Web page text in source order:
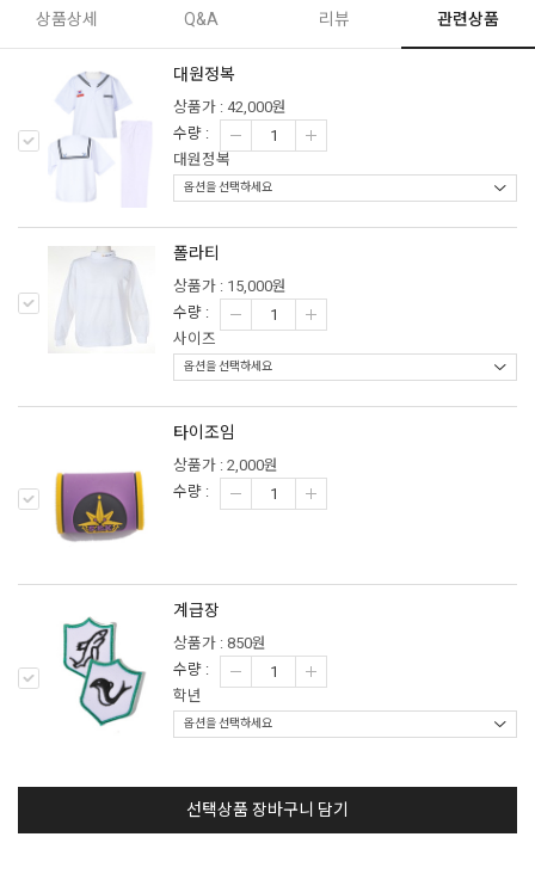
상품상세 Q&A 리뷰 관련상품
대원정복
상품가 : 42,000원
수량 :
대원정복
폴라티
상품가 : 15,000원
수량 :
사이즈
타이조임
상품가 : 2,000원
수량 :
계급장
상품가 : 850원
수량 :
학년
선택상품 장바구니 담기